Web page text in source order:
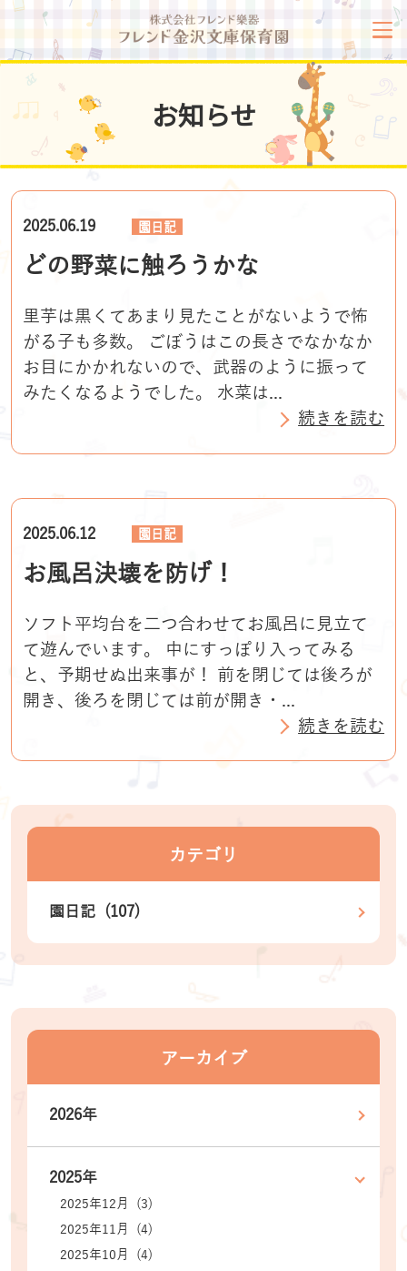
お知らせ
2025.06.19 園日記
どの野菜に触ろうかな
里芋は黒くてあまり見たことがないようで怖
がる子も多数。 ごぼうはこの長さでなかなか
お目にかかれないので、武器のように振って
みたくなるようでした。 水菜は...
続きを読む
2025.06.12 園日記
お風呂決壊を防げ！
ソフト平均台を二つ合わせてお風呂に見立て
て遊んでいます。 中にすっぽり入ってみる
と、予期せぬ出来事が！ 前を閉じては後ろが
開き、後ろを閉じては前が開き・...
続きを読む
カテゴリ
園日記 (107)
アーカイブ
2026年
2025年
2025年12月 (3)
2025年11月 (4)
2025年10月 (4)